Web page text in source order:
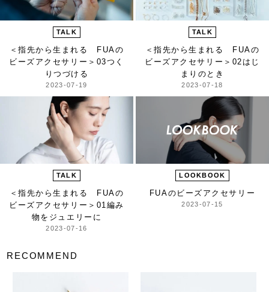
TALK
＜指先から生まれる FUAの
ビーズアクセサリー＞ 03つく
りつづける
2023-07-19
TALK
＜指先から生まれる FUAの
ビーズアクセサリー＞ 02はじ
まりのとき
2023-07-18
TALK
＜指先から生まれる FUAの
ビーズアクセサリー＞ 01編み
物をジュエリーに
2023-07-16
LOOKBOOK
FUAのビーズアクセサリー
2023-07-15
RECOMMEND